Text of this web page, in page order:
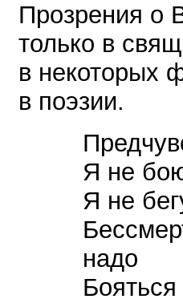
Прозрения о
только в
в некоторых
в поэзии.
Я не
Я не
надо